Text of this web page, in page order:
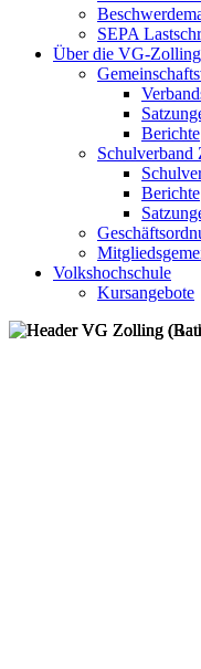
SEPA
Über die VG-Zolling
Berichte
Schulverband
Berichte
Volkshochschule
Kursangebote